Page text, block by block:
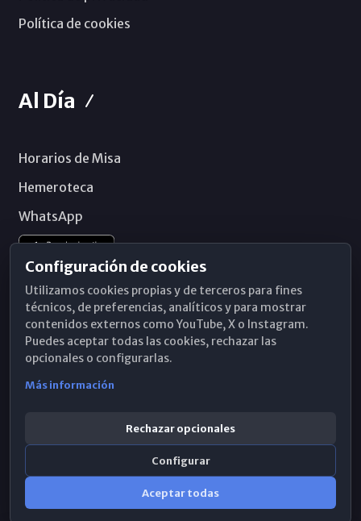
Política de cookies
Al Día
Horarios de Misa
Hemeroteca
WhatsApp
Configuración de cookies
Utilizamos cookies propias y de terceros para fines
técnicos, de preferencias, analíticos y para mostrar
contenidos externos como YouTube, X o Instagram.
Puedes aceptar todas las cookies, rechazar las
opcionales o configurarlas.
Más información
Rechazar opcionales
Configurar
Aceptar todas